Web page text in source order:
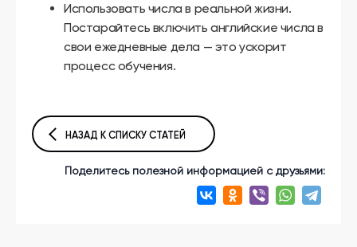
Использовать числа в реальной жизни.
Постарайтесь включить английские числа в
свои ежедневные дела — это ускорит
процесс обучения.
НАЗАД К СПИСКУ СТАТЕЙ
Поделитесь полезной информацией с друзьями: